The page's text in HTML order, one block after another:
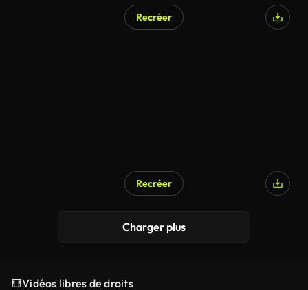
Recréer
Recréer
Charger plus
Vidéos libres de droits